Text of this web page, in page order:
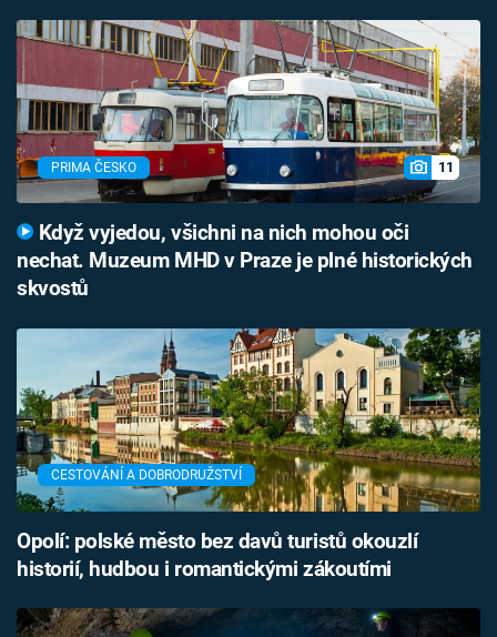
PRIMA ČESKO 11
Když vyjedou, všichni na nich mohou oči
nechat. Muzeum MHD v Praze je plné historických
skvostů
CESTOVÁNÍ A DOBRODRUŽSTVÍ
Opolí: polské město bez davů turistů okouzlí
historií, hudbou i romantickými zákoutími